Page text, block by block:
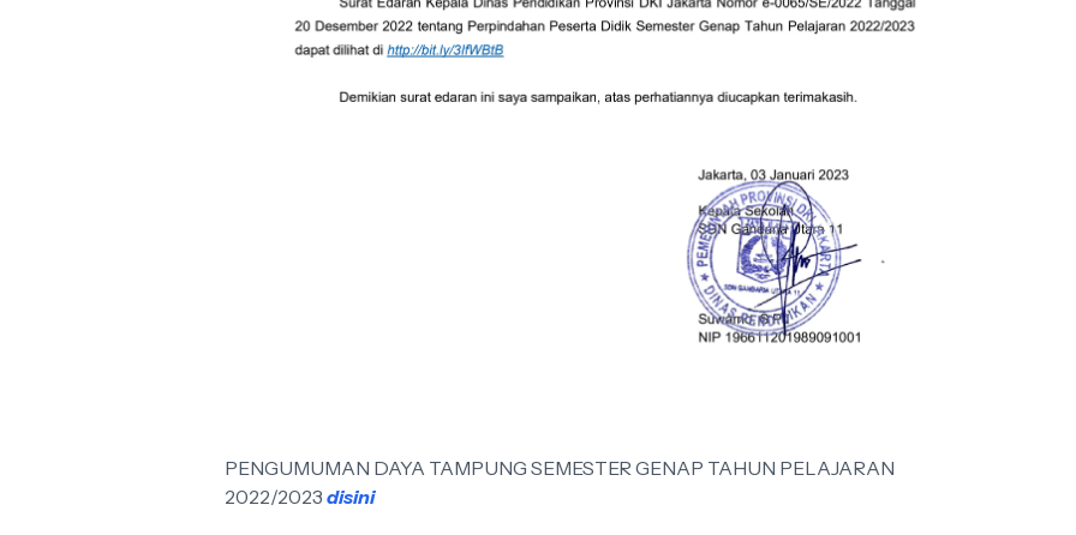
PENGUMUMAN DAYA TAMPUNG SEMESTER GENAP TAHUN PELAJARAN
2022/2023 disini